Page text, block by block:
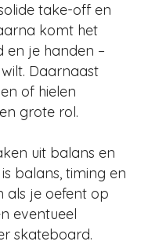
take-off en
komt het
en je handen –
Daarnaast
of hielen
grote rol.
uit balans en
balans, timing en
als je oefent op
eventueel
skateboard.